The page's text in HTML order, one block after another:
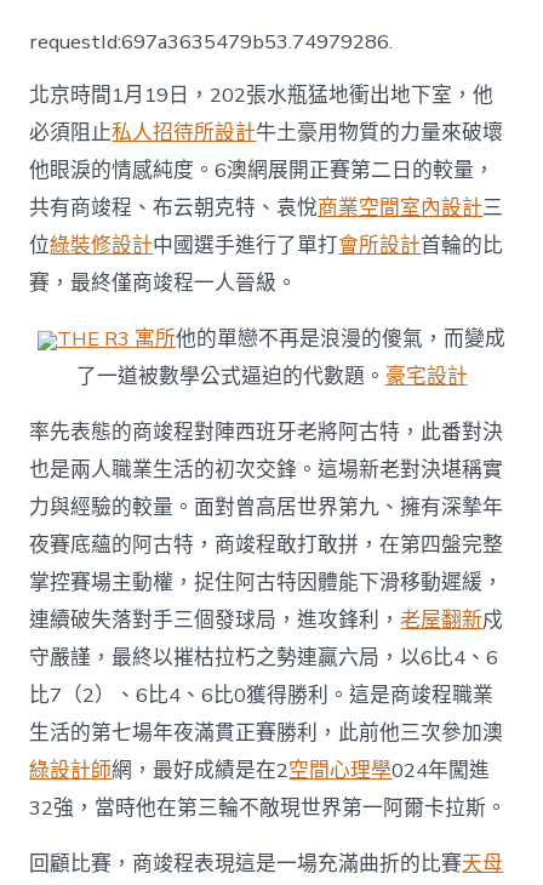
意
翻
修
設
計
澳
網】
商
竣
程
次
輪，
布
云
朝
克
特、
袁
悅
止
步
首
輪〉
中
requestId:697a3635479b53.74979286.
北京時間1月19日，202張水瓶猛地衝出地下室，他
必須阻止私人招待所設計牛土豪用物質的力量來破壞
他眼淚的情感純度。6澳網展開正賽第二日的較量，
共有商竣程、布云朝克特、袁悅商業空間室內設計三
位綠裝修設計中國選手進行了單打會所設計首輪的比
賽，最終僅商竣程一人晉級。
THE R3 寓所他的單戀不再是浪漫的傻氣，而變成
了一道被數學公式逼迫的代數題。 豪宅設計
率先表態的商竣程對陣西班牙老將阿古特，此番對決
也是兩人職業生活的初次交鋒。這場新老對決堪稱實
力與經驗的較量。面對曾高居世界第九、擁有深摯年
夜賽底蘊的阿古特，商竣程敢打敢拼，在第四盤完整
掌控賽場主動權，捉住阿古特因體能下滑移動遲緩，
連續破失落對手三個發球局，進攻鋒利，老屋翻新戍
守嚴謹，最終以摧枯拉朽之勢連贏六局，以6比4、6
比7（2）、6比4、6比0獲得勝利。這是商竣程職業
生活的第七場年夜滿貫正賽勝利，此前他三次參加澳
綠設計師網，最好成績是在2空間心理學024年闖進
32強，當時他在第三輪不敵現世界第一阿爾卡拉斯。
回顧比賽，商竣程表現這是一場充滿曲折的比賽天母